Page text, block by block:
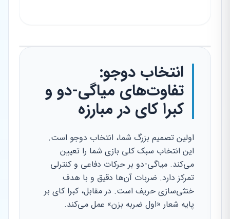
انتخاب دوجو:
تفاوت‌های میاگی-دو و
کبرا کای در مبارزه
اولین تصمیم بزرگ شما، انتخاب دوجو است.
این انتخاب سبک کلی بازی شما را تعیین
می‌کند. میاگی-دو بر حرکات دفاعی و کنترلی
تمرکز دارد. ضربات آن‌ها دقیق و با هدف
خنثی‌سازی حریف است. در مقابل، کبرا کای بر
پایه شعار «اول ضربه بزن» عمل می‌کند.